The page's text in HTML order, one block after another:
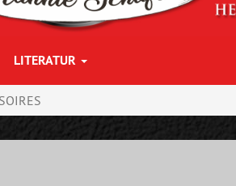
LITERATUR